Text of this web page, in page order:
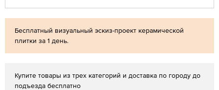
Бесплатный визуальный эскиз-проект керамической
плитки за 1 день.
Купите товары из трех категорий и доставка по городу до
подъезда бесплатно